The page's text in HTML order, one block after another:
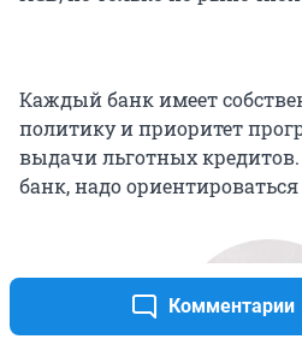
Комментарии
Каждый банк имеет
политику и приоритет
выдачи льготных
банк, надо